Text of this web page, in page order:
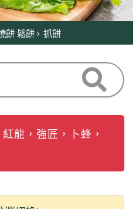
餅 鬆餅 抓餅
龍，強匠，卜蜂，